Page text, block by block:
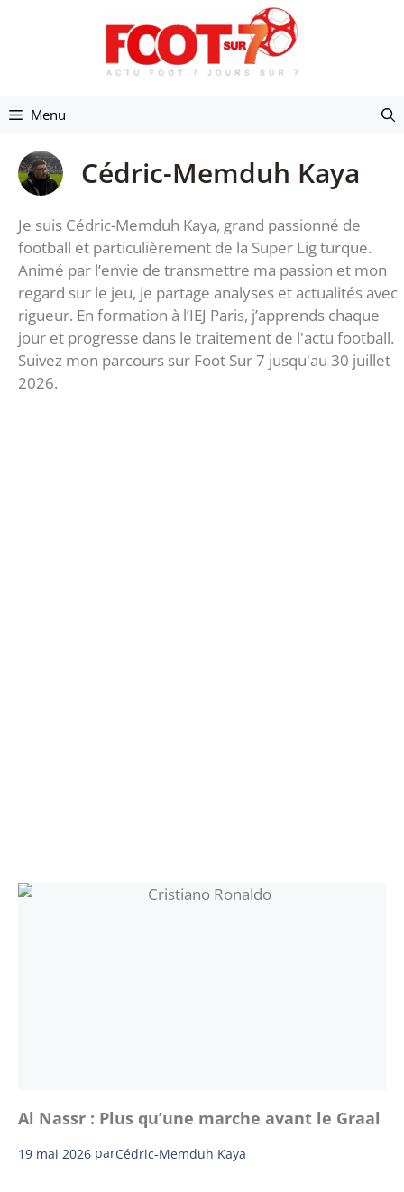
Menu
Cédric-Memduh Kaya
Je suis Cédric-Memduh Kaya, grand passionné de
football et particulièrement de la Super Lig turque.
Animé par l’envie de transmettre ma passion et mon
regard sur le jeu, je partage analyses et actualités avec
rigueur. En formation à l’IEJ Paris, j’apprends chaque
jour et progresse dans le traitement de l'actu football.
Suivez mon parcours sur Foot Sur 7 jusqu'au 30 juillet
2026.
Al Nassr : Plus qu’une marche avant le Graal
19 mai 2026 parCédric-Memduh Kaya